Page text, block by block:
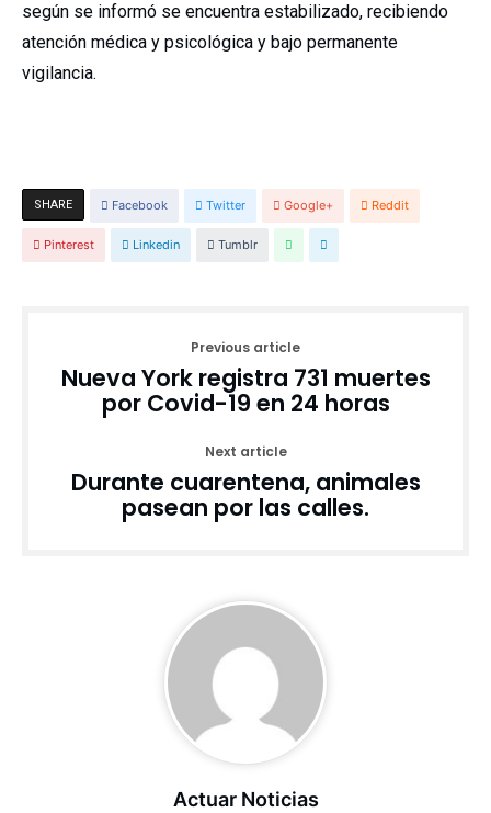
según se informó se encuentra estabilizado, recibiendo
atención médica y psicológica y bajo permanente
vigilancia.
SHARE Facebook Twitter Google+ Reddit
Pinterest Linkedin Tumblr
Previous article
Nueva York registra 731 muertes
por Covid-19 en 24 horas
Next article
Durante cuarentena, animales
pasean por las calles.
Actuar Noticias